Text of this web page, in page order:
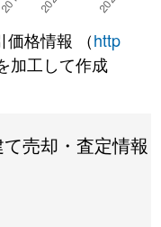
価格情報 （http
加工して作成
売却・査定情報